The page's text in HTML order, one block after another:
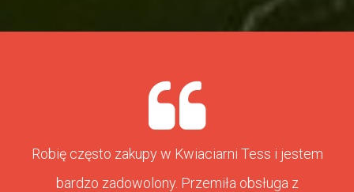
Robię często zakupy w Kwiaciarni Tess i jestem
bardzo zadowolony. Przemiła obsługa z